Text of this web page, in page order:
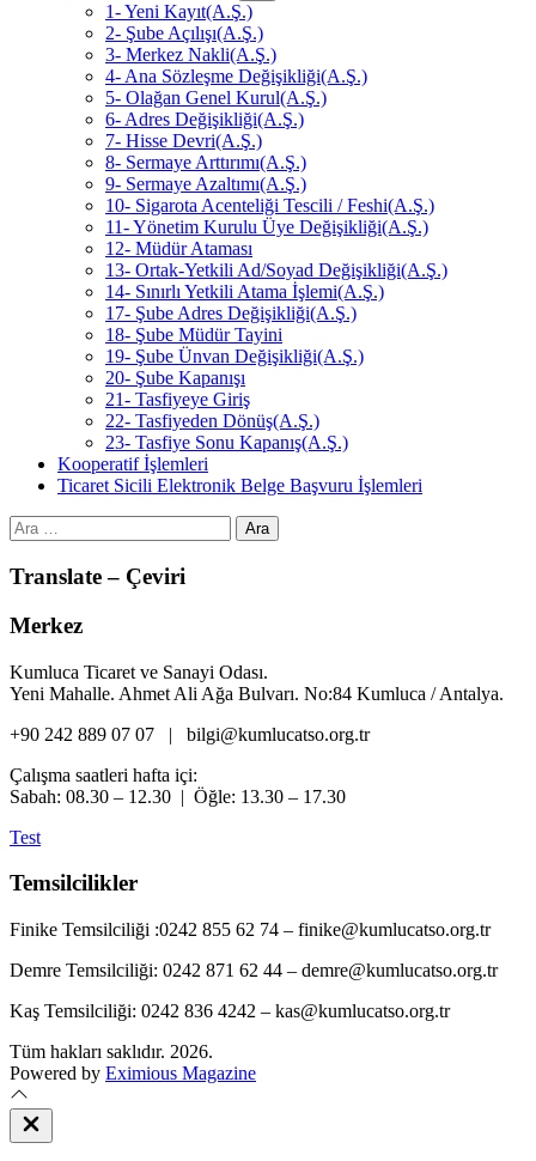
1- Yeni Kayıt(A.Ş.)
2- Şube Açılışı(A.Ş.)
3- Merkez Nakli(A.Ş.)
4- Ana Sözleşme Değişikliği(A.Ş.)
5- Olağan Genel Kurul(A.Ş.)
6- Adres Değişikliği(A.Ş.)
7- Hisse Devri(A.Ş.)
8- Sermaye Arttırımı(A.Ş.)
9- Sermaye Azaltımı(A.Ş.)
10- Sigarota Acenteliği Tescili / Feshi(A.Ş.)
11- Yönetim Kurulu Üye Değişikliği(A.Ş.)
12- Müdür Ataması
13- Ortak-Yetkili Ad/Soyad Değişikliği(A.Ş.)
14- Sınırlı Yetkili Atama İşlemi(A.Ş.)
17- Şube Adres Değişikliği(A.Ş.)
18- Şube Müdür Tayini
19- Şube Ünvan Değişikliği(A.Ş.)
20- Şube Kapanışı
21- Tasfiyeye Giriş
22- Tasfiyeden Dönüş(A.Ş.)
23- Tasfiye Sonu Kapanış(A.Ş.)
Kooperatif İşlemleri
Ticaret Sicili Elektronik Belge Başvuru İşlemleri
Arama:
Translate – Çeviri
Merkez
Kumluca Ticaret ve Sanayi Odası.
Yeni Mahalle. Ahmet Ali Ağa Bulvarı. No:84 Kumluca / Antalya.
+90 242 889 07 07 | bilgi@kumlucatso.org.tr
Çalışma saatleri hafta içi:
Sabah: 08.30 – 12.30 | Öğle: 13.30 – 17.30
Test
Temsilcilikler
Finike Temsilciliği :0242 855 62 74 – finike@kumlucatso.org.tr
Demre Temsilciliği: 0242 871 62 44 – demre@kumlucatso.org.tr
Kaş Temsilciliği: 0242 836 4242 – kas@kumlucatso.org.tr
Tüm hakları saklıdır. 2026.
Powered by Eximious Magazine
Close
Off